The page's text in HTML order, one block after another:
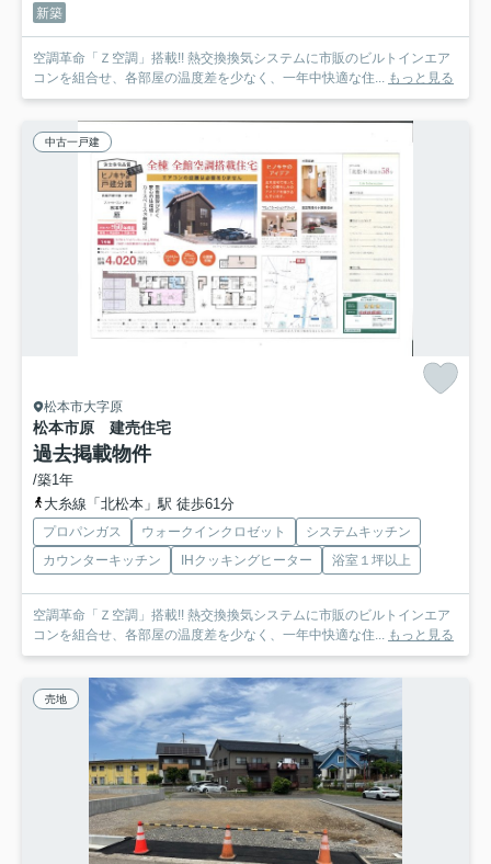
新築
空調革命「Ｚ空調」搭載!! 熱交換換気システムに市販のビルトインエア
コンを組合せ、各部屋の温度差を少なく、一年中快適な住... もっと見る
中古一戸建
松本市大字原
松本市原 建売住宅
過去掲載物件
/築1年
大糸線「北松本」駅 徒歩61分
プロパンガス ウォークインクロゼット
システムキッチン
カウンターキッチン
IHクッキングヒーター 浴室１坪以上
空調革命「Ｚ空調」搭載!! 熱交換換気システムに市販のビルトインエア
コンを組合せ、各部屋の温度差を少なく、一年中快適な住... もっと見る
売地